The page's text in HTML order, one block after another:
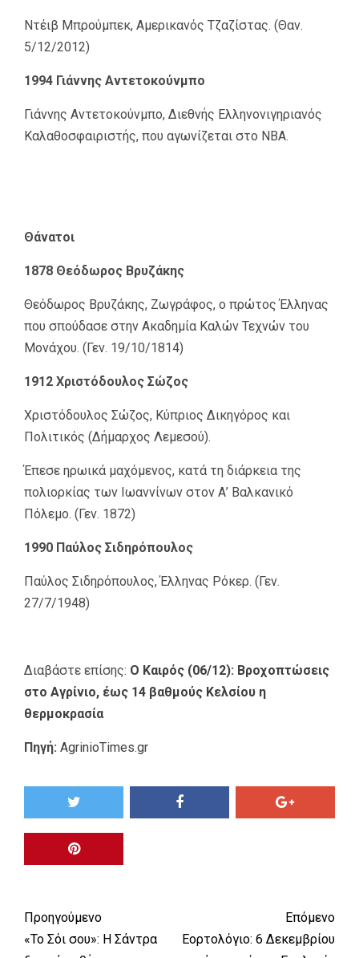
Ντέιβ Μπρούμπεκ, Αμερικανός Τζαζίστας. (Θαν.
5/12/2012)
1994 Γιάννης Αντετοκούνμπο
Γιάννης Αντετοκούνμπο, Διεθνής Ελληνονιγηριανός
Καλαθοσφαιριστής, που αγωνίζεται στο ΝΒΑ.
Θάνατοι
1878 Θεόδωρος Βρυζάκης
Θεόδωρος Βρυζάκης, Ζωγράφος, ο πρώτος Έλληνας
που σπούδασε στην Ακαδημία Καλών Τεχνών του
Μονάχου. (Γεν. 19/10/1814)
1912 Χριστόδουλος Σώζος
Χριστόδουλος Σώζος, Κύπριος Δικηγόρος και
Πολιτικός (Δήμαρχος Λεμεσού).
Έπεσε ηρωικά μαχόμενος, κατά τη διάρκεια της
πολιορκίας των Ιωαννίνων στον Α’ Βαλκανικό
Πόλεμο. (Γεν. 1872)
1990 Παύλος Σιδηρόπουλος
Παύλος Σιδηρόπουλος, Έλληνας Ρόκερ. (Γεν.
27/7/1948)
Διαβάστε επίσης: Ο Καιρός (06/12): Βροχοπτώσεις
στο Αγρίνιο, έως 14 βαθμούς Κελσίου η
θερμοκρασία
Πηγή: AgrinioTimes.gr
Προηγούμενο
«Το Σόι σου»: Η Σάντρα
Επόμενο
Εορτολόγιο: 6 Δεκεμβρίου